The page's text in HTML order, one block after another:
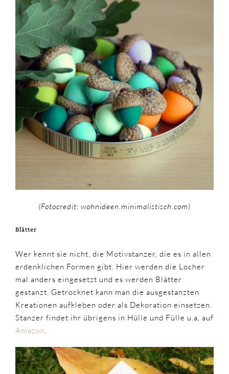
(Fotocredit: wohnideen.minimalistisch.com)
Blätter
Wer kennt sie nicht, die Motivstanzer, die es in allen
erdenklichen Formen gibt. Hier werden die Locher
mal anders eingesetzt und es werden Blätter
gestanzt. Getrocknet kann man die ausgestanzten
Kreationen aufkleben oder als Dekoration einsetzen.
Stanzer findet ihr übrigens in Hülle und Fülle u.a, auf
Amazon.